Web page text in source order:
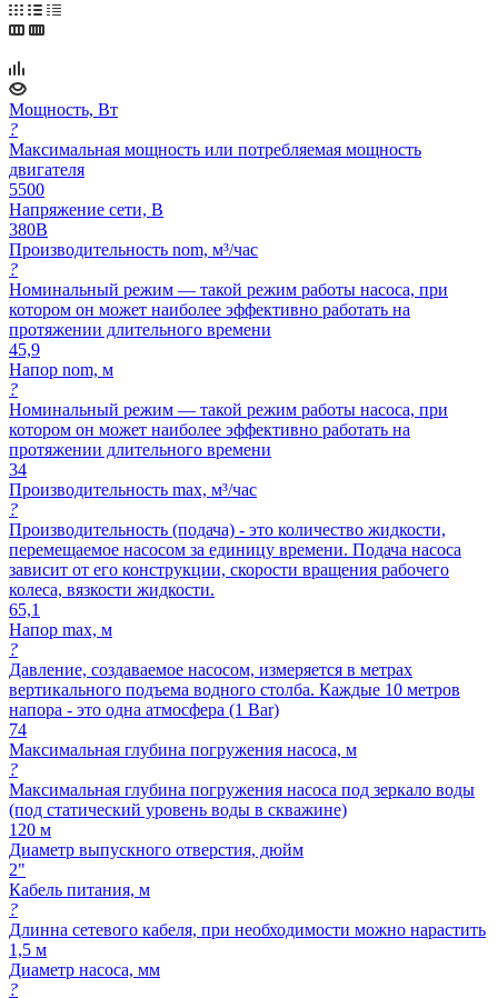
Мощность, Вт
?
Максимальная мощность или потребляемая мощность
двигателя
5500
Напряжение сети, В
380В
Производительность nom, м³/час
?
Номинальный режим — такой режим работы насоса, при
котором он может наиболее эффективно работать на
протяжении длительного времени
45,9
Напор nom, м
?
Номинальный режим — такой режим работы насоса, при
котором он может наиболее эффективно работать на
протяжении длительного времени
34
Производительность max, м³/час
?
Производительность (подача) - это количество жидкости,
перемещаемое насосом за единицу времени. Подача насоса
зависит от его конструкции, скорости вращения рабочего
колеса, вязкости жидкости.
65,1
Напор max, м
?
Давление, создаваемое насосом, измеряется в метрах
вертикального подъема водного столба. Каждые 10 метров
напора - это одна атмосфера (1 Bar)
74
Максимальная глубина погружения насоса, м
?
Максимальная глубина погружения насоса под зеркало воды
(под статический уровень воды в скважине)
120 м
Диаметр выпускного отверстия, дюйм
2"
Кабель питания, м
?
Длинна сетевого кабеля, при необходимости можно нарастить
1,5 м
Диаметр насоса, мм
?